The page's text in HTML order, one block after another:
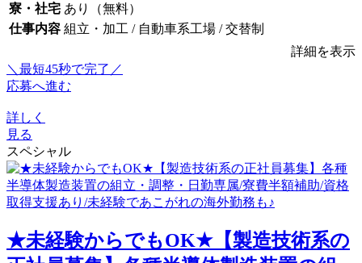
寮・社宅 あり（無料）
仕事内容 組立・加工 / 自動車系工場 / 交替制
詳細を表示
＼最短45秒で完了／
応募へ進む
詳しく
見る
スペシャル
★未経験からでもOK★【製造技術系の